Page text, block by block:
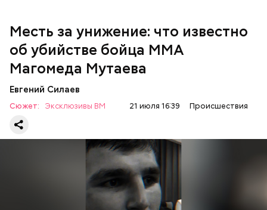
Месть за унижение: что известно
об убийстве бойца ММА
Магомеда Мутаева
Евгений Силаев
Сюжет: Эксклюзивы ВМ 21 июля 16:39 Происшествия
двум статьям: «Убийство» и «Незаконный оборот
оружия». Расследование уголовного дела
контроль
России Александр Бастрыкин.